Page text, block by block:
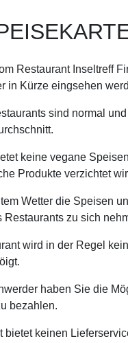
Restaurant Inseltreff
in Kürze eingsehen
sind normal
keine vegane
Produkte verzichtet
Wetter die Speisen
zu sich
wird in der Regel
haben Sie die
bezahlen.
bietet keinen